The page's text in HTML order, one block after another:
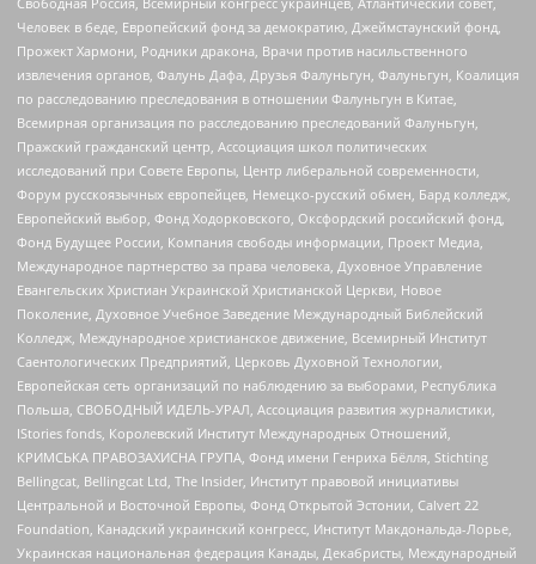
Человек в беде, Европейский фонд за демократию, Джеймстаунский фонд,
Прожект Хармони, Родники дракона, Врачи против насильственного
извлечения органов, Фалунь Дафа, Друзья Фалуньгун, Фалуньгун, Коалиция
по расследованию преследования в отношении Фалуньгун в Китае,
Всемирная организация по расследованию преследований Фалуньгун,
Пражский гражданский центр, Ассоциация школ политических
исследований при Совете Европы, Центр либеральной современности,
Форум русскоязычных европейцев, Немецко-русский обмен, Бард колледж,
Европейский выбор, Фонд Ходорковского, Оксфордский российский фонд,
Фонд Будущее России, Компания свободы информации, Проект Медиа,
Международное партнерство за права человека, Духовное Управление
Евангельских Христиан Украинской Христианской Церкви, Новое
Поколение, Духовное Учебное Заведение Международный Библейский
Колледж, Международное христианское движение, Всемирный Институт
Саентологических Предприятий, Церковь Духовной Технологии,
Европейская сеть организаций по наблюдению за выборами, Республика
Польша, СВОБОДНЫЙ ИДЕЛЬ-УРАЛ, Ассоциация развития журналистики,
IStories fonds, Королевский Институт Международных Отношений,
КРИМСЬКА ПРАВОЗАХИСНА ГРУПА, Фонд имени Генриха Бёлля, Stichting
Bellingcat, Bellingcat Ltd, The Insider, Институт правовой инициативы
Центральной и Восточной Европы, Фонд Открытой Эстонии, Calvert 22
Foundation, Канадский украинский конгресс, Институт Макдональда-Лорье,
Украинская национальная федерация Канады, Декабристы, Международный